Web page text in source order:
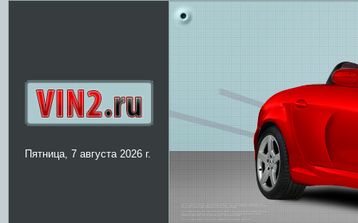
Пятница, 7 августа 2026 г.